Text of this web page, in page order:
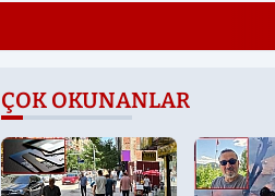
ÇOK OKUNANLAR